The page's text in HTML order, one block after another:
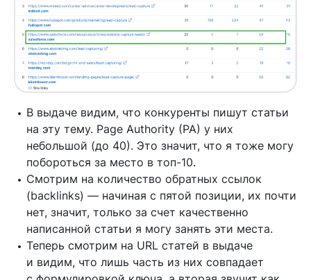
В выдаче видим, что конкуренты пишут статьи
на эту тему. Page Authority (PA) у них
небольшой (до 40). Это значит, что я тоже могу
побороться за место в топ-10.
Смотрим на количество обратных ссылок
(backlinks) — начиная с пятой позиции, их почти
нет, значит, только за счет качественно
написанной статьи я могу занять эти места.
Теперь смотрим на URL статей в выдаче
и видим, что лишь часть из них совпадает